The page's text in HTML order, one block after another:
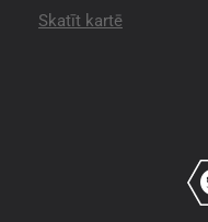
Skatīt kartē